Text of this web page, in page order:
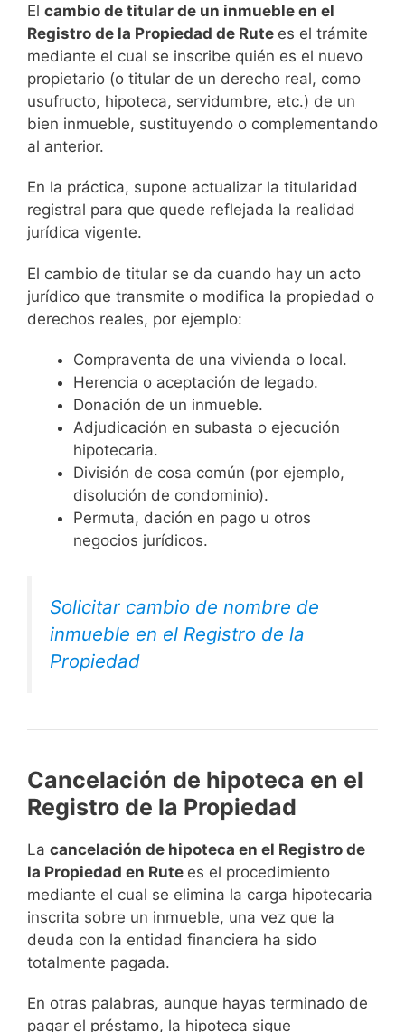
El cambio de titular de un inmueble en el
Registro de la Propiedad de Rute es el trámite
mediante el cual se inscribe quién es el nuevo
propietario (o titular de un derecho real, como
usufructo, hipoteca, servidumbre, etc.) de un
bien inmueble, sustituyendo o complementando
al anterior.
En la práctica, supone actualizar la titularidad
registral para que quede reflejada la realidad
jurídica vigente.
El cambio de titular se da cuando hay un acto
jurídico que transmite o modifica la propiedad o
derechos reales, por ejemplo:
Compraventa de una vivienda o local.
Herencia o aceptación de legado.
Donación de un inmueble.
Adjudicación en subasta o ejecución
hipotecaria.
División de cosa común (por ejemplo,
disolución de condominio).
Permuta, dación en pago u otros
negocios jurídicos.
Solicitar cambio de nombre de
inmueble en el Registro de la
Propiedad
Cancelación de hipoteca en el
Registro de la Propiedad
La cancelación de hipoteca en el Registro de
la Propiedad en Rute es el procedimiento
mediante el cual se elimina la carga hipotecaria
inscrita sobre un inmueble, una vez que la
deuda con la entidad financiera ha sido
totalmente pagada.
En otras palabras, aunque hayas terminado de
pagar el préstamo, la hipoteca sigue